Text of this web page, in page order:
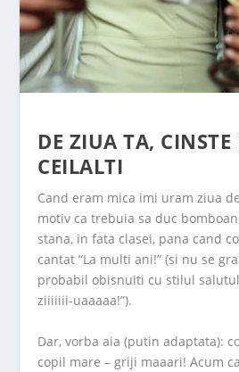
DE ZIUA TA, CINSTE
CEILALTI
Cand eram mica imi uram ziua
motiv ca trebuia sa duc
stana, in fata clasei, pana cand
cantat “La multi ani!” (si nu se
probabil obisnuiti cu stilul
ziiiiiii-uaaaaa!”).
Dar, vorba aia (putin adaptata):
copil mare – griji maaari! Acum